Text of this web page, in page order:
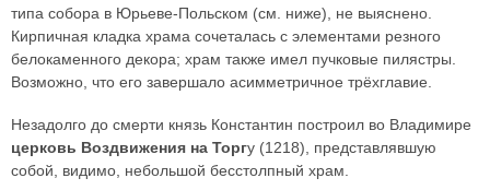
типа собора в Юрьеве-Польском (см. ниже), не выяснено.
Кирпичная кладка храма сочеталась с элементами резного
белокаменного декора; храм также имел пучковые пилястры.
Возможно, что его завершало асимметричное трёхглавие.
Незадолго до смерти князь Константин построил во Владимире
церковь Воздвижения на Торгу (1218), представлявшую
собой, видимо, небольшой бесстолпный храм.